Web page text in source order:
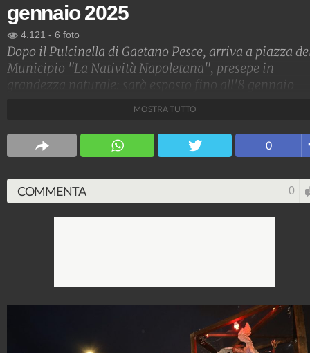
gennaio 2025
4.121 - 6 foto
Dopo il Pulcinella di Gaetano Pesce, arriva a piazza
Municipio "La Natività Napoletana", presepe in
grandezza naturale: sarà esposto fino all'8 gennaio
Peppe Cozzolino
1.507.357 35 video-
MOSTRA TUTTO
0
COMMENTA 0